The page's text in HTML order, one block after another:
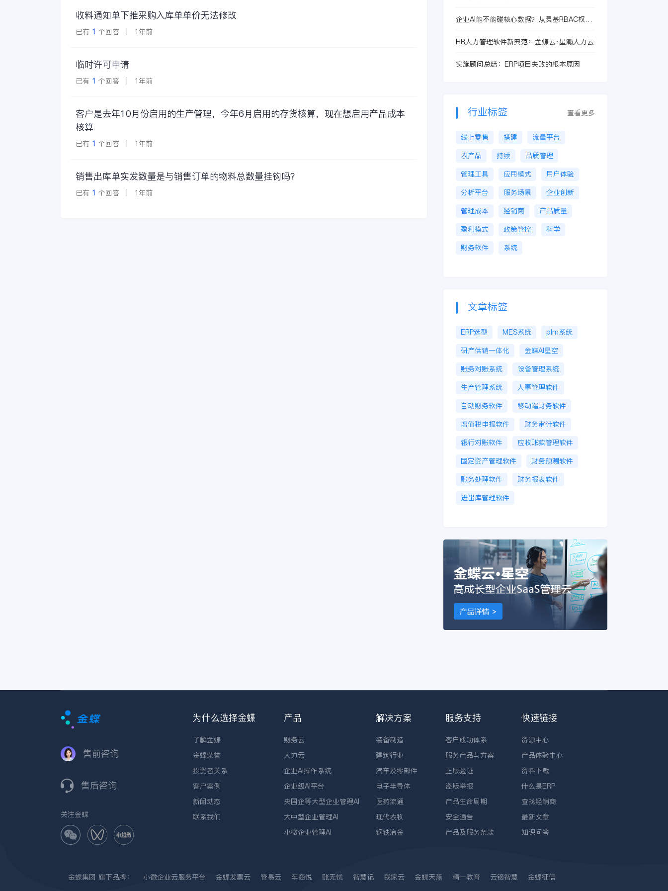
收料通知单下推采购入库单单价无法修改
已有 1 个回答 | 1年前
临时许可申请
已有 1 个回答 | 1年前
客户是去年10月份启用的生产管理，今年6月启用的存货核算，现在想启用产品成本
核算
已有 1 个回答 | 1年前
销售出库单实发数量是与销售订单的物料总数量挂钩吗？
已有 1 个回答 | 1年前
企业AI能不能碰核心数据？从灵基RBAC权限
HR人力管理软件新典范：金蝶云·星瀚人力云
实施顾问总结：ERP项目失败的根本原因
行业标签 查看更多
线上零售 搭建
流量平台
农产品
持续
品质管理
管理工具
应用模式
用户体验
分析平台
服务场景
企业创新
管理成本
经销商
产品质量
盈利模式
政策管控
科学
财务软件
系统
文章标签
ERP选型 MES系统
plm系统
研产供销一体化
金蝶AI星空
账务对账系统
设备管理系统
生产管理系统
人事管理软件
自动财务软件
移动端财务软件
增值税申报软件
财务审计软件
银行对账软件
应收账款管理软件
固定资产管理软件
财务预测软件
账务处理软件
财务报表软件
进出库管理软件
售前咨询
售后咨询
关注金蝶
为什么选择金蝶
了解金蝶
金蝶荣誉
投资者关系
客户案例
新闻动态
联系我们
产品
财务云
人力云
企业AI操作系统
企业级AI平台
央国企等大型企业管理AI
大中型企业管理AI
小微企业管理AI
解决方案
装备制造
建筑行业
汽车及零部件
电子半导体
医药流通
现代农牧
钢铁冶金
服务支持
客户成功体系
服务产品与方案
正版验证
盗版举报
产品生命周期
安全通告
产品及服务条款
快速链接
资源中心
产品体验中心
资料下载
什么是ERP
查找经销商
最新文章
知识问答
金蝶集团 旗下品牌： 小微企业云服务平台 金蝶发票云 管易云 车商悦 账无忧 智慧记 我家云 金蝶天燕 精一教育 云镝智慧 金蝶征信